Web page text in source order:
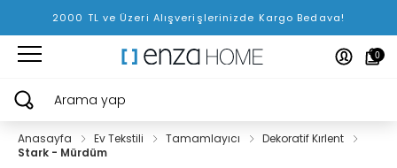
2000 TL ve Üzeri Alışverişlerinizde Kargo Bedava!
0
Arama yap
Anasayfa Ev Tekstili Tamamlayıcı
Dekoratif Kırlent
Stark - Mürdüm